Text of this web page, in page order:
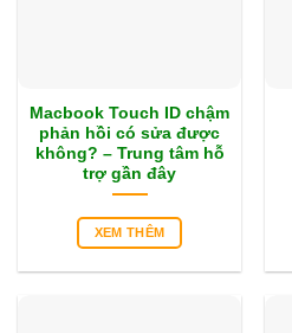
Macbook Touch ID chậm
phản hồi có sửa được
không? – Trung tâm hỗ
trợ gần đây
XEM THÊM